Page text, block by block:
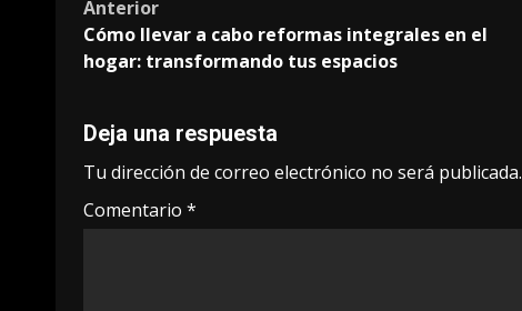
Post
navigation
Anterior
Cómo llevar a cabo reformas integrales en el
hogar: transformando tus espacios
Deja una respuesta
Tu dirección de correo electrónico no será publicada.
Comentario *